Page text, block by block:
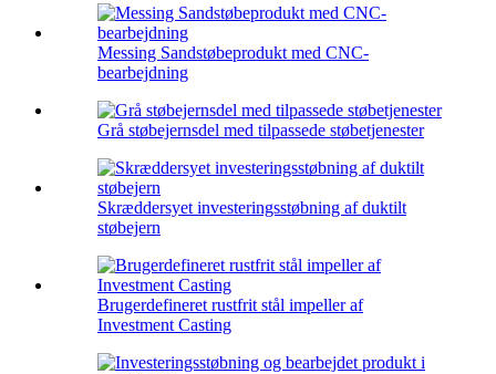
Messing Sandstøbeprodukt med CNC-
bearbejdning
Grå støbejernsdel med tilpassede støbetjenester
Skræddersyet investeringsstøbning af duktilt
støbejern
Brugerdefineret rustfrit stål impeller af
Investment Casting